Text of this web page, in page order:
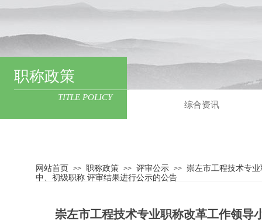
职称政策
TITLE POLICY
综合资讯
网站首页 >> 职称政策 >> 评审公示 >> 崇左市工程技术专
中、初级职称 评审结果进行公示的公告
崇左市工程技术专业职称改革工作领导